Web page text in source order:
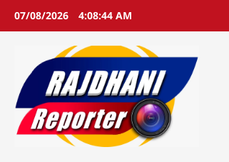
07/08/2026 4:08:45 AM